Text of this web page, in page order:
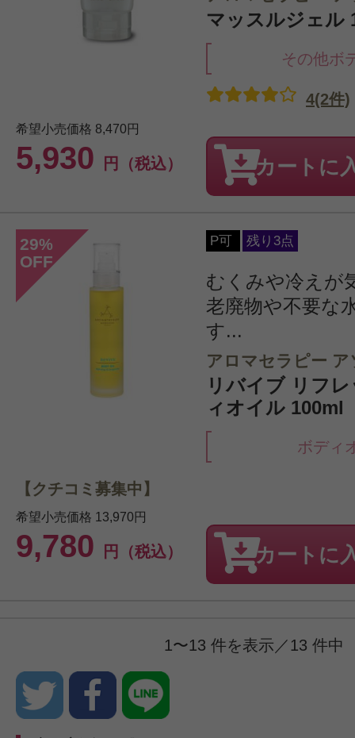
マッスルジェル
その他ボ
希望小売価格 8,470円
5,930 円（税込）
4(2件)
カートに
29%
OFF
P可 残り3点
むくみや冷えが
老廃物や不要な
す...
アロマセラピー
リバイブ リフ
ィオイル 100ml
ボディ
希望小売価格 13,970円
9,780 円（税込）
【クチコミ募集中】
カートに
1〜13 件を表示／13 件中